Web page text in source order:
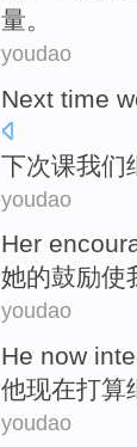
量。
youdao
Next time
下次课我们
youdao
Her
她的鼓励使
youdao
He now
他现在打算
youdao